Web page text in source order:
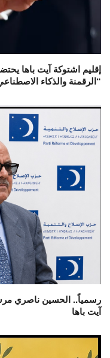
إقليم اشتوكة آيت باها
“الرقمنة والذكاء
رسمياً.. الحسين ناصري
آيت باها